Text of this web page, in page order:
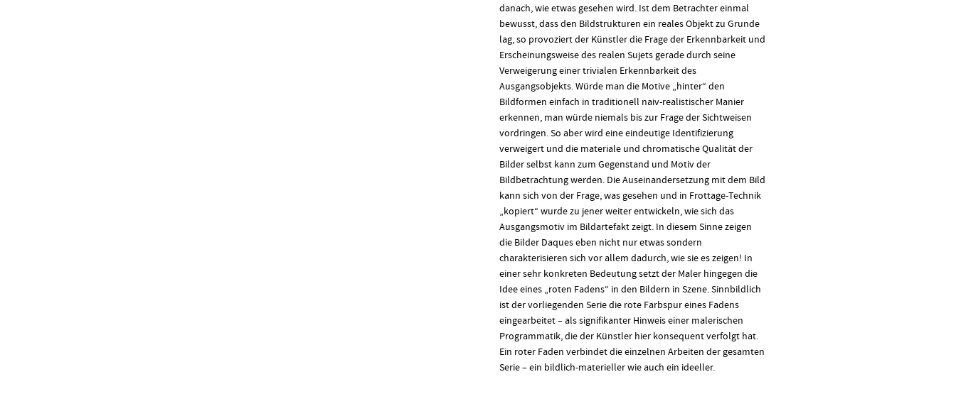
danach, wie etwas gesehen wird. Ist dem Betrachter einmal
bewusst, dass den Bildstrukturen ein reales Objekt zu Grunde
lag, so provoziert der Künstler die Frage der Erkennbarkeit und
Erscheinungsweise des realen Sujets gerade durch seine
Verweigerung einer trivialen Erkennbarkeit des
Ausgangsobjekts. Würde man die Motive „hinter“ den
Bildformen einfach in traditionell naiv-realistischer Manier
erkennen, man würde niemals bis zur Frage der Sichtweisen
vordringen. So aber wird eine eindeutige Identifizierung
verweigert und die materiale und chromatische Qualität der
Bilder selbst kann zum Gegenstand und Motiv der
Bildbetrachtung werden. Die Auseinandersetzung mit dem Bild
kann sich von der Frage, was gesehen und in Frottage-Technik
„kopiert“ wurde zu jener weiter entwickeln, wie sich das
Ausgangsmotiv im Bildartefakt zeigt. In diesem Sinne zeigen
die Bilder Daques eben nicht nur etwas sondern
charakterisieren sich vor allem dadurch, wie sie es zeigen! In
einer sehr konkreten Bedeutung setzt der Maler hingegen die
Idee eines „roten Fadens“ in den Bildern in Szene. Sinnbildlich
ist der vorliegenden Serie die rote Farbspur eines Fadens
eingearbeitet – als signifikanter Hinweis einer malerischen
Programmatik, die der Künstler hier konsequent verfolgt hat.
Ein roter Faden verbindet die einzelnen Arbeiten der gesamten
Serie – ein bildlich-materieller wie auch ein ideeller.